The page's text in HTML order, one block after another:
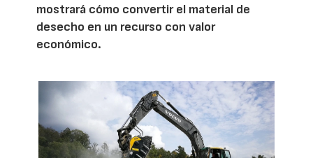
mostrará cómo convertir el material de
desecho en un recurso con valor
económico.